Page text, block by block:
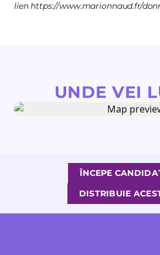
lien https://www.marionnaud.fr/
UNDE VEI
ÎNCEPE
DISTRIBUIE